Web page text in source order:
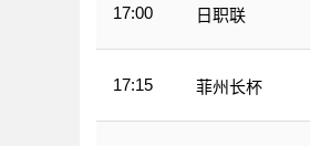
17:00 日职联
17:15 菲州长杯